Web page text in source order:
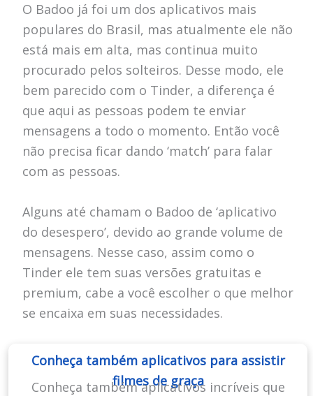
O Badoo já foi um dos aplicativos mais
populares do Brasil, mas atualmente ele não
está mais em alta, mas continua muito
procurado pelos solteiros. Desse modo, ele
bem parecido com o Tinder, a diferença é
que aqui as pessoas podem te enviar
mensagens a todo o momento. Então você
não precisa ficar dando ‘match’ para falar
com as pessoas.
Alguns até chamam o Badoo de ‘aplicativo
do desespero’, devido ao grande volume de
mensagens. Nesse caso, assim como o
Tinder ele tem suas versões gratuitas e
premium, cabe a você escolher o que melhor
se encaixa em suas necessidades.
Conheça também aplicativos para assistir
filmes de graça
Conheça também aplicativos incríveis que